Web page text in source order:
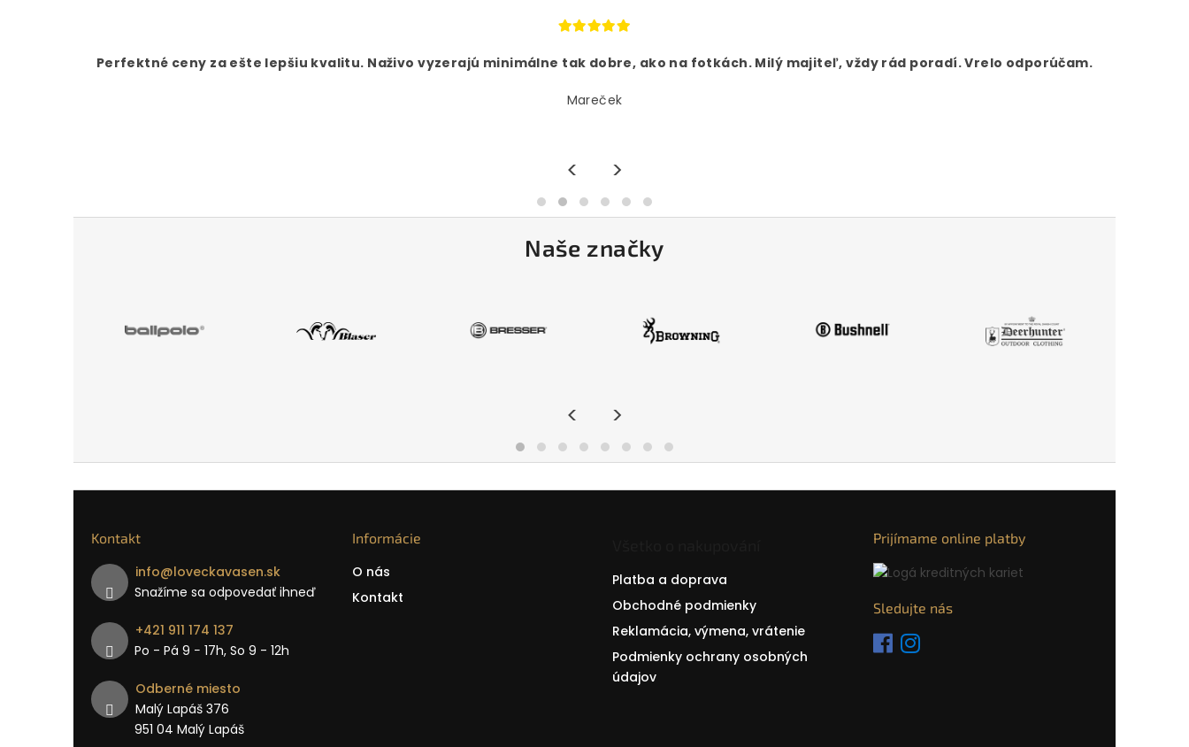
Perfektné ceny za ešte lepšiu kvalitu. Naživo vyzerajú minimálne tak dobre, ako na fotkách. Milý majiteľ, vždy rád poradí. Vrelo odporúčam.
Mareček
< >
Naše značky
< >
Kontakt
info@loveckavasen.sk
Snažíme sa odpovedať ihneď
+421 911 174 137
Po - Pá 9 − 17h, So 9 - 12h
Odberné miesto
Malý Lapáš 376
951 04 Malý Lapáš
Informácie
O nás
Kontakt
Platba a doprava
Obchodné podmienky
Reklamácia, výmena, vrátenie
Podmienky ochrany osobných
údajov
Prijímame online platby
Sledujte nás